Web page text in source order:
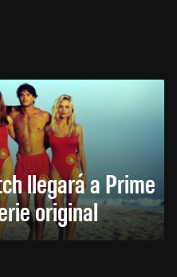
llegará a Prime
original